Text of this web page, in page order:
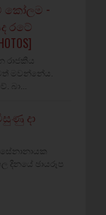
කෝලම -
රටේ
රාජකීය
මවන්නේය.
බා...
දා
දිනයේ ඡායරූප